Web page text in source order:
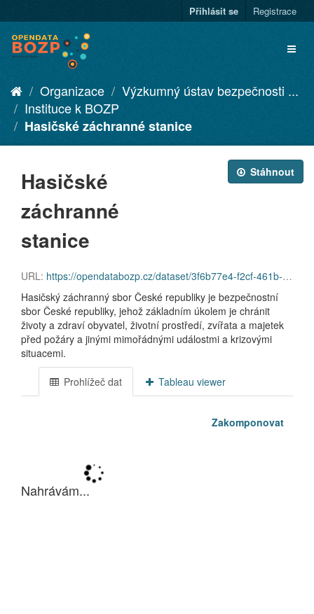
Přihlásit se Registrace
Organizace
Výzkumný ústav bezpečnosti ...
Instituce k BOZP
Hasičské záchranné stanice
Stáhnout
Hasičské
záchranné
stanice
URL: https://opendatabozp.cz/dataset/3f6b77e4-f2cf-461b-bb7a-8c48b458f862/resource/3dc3e2f8-e721-47b9-88b3-56ec6b3880a9/download/hzs.xlsx
Hasičský záchranný sbor České republiky je bezpečnostní
sbor České republiky, jehož základním úkolem je chránit
životy a zdraví obyvatel, životní prostředí, zvířata a majetek
před požáry a jinými mimořádnými událostmi a krizovými
situacemi.
Prohlížeč dat Tableau viewer
Zakomponovat